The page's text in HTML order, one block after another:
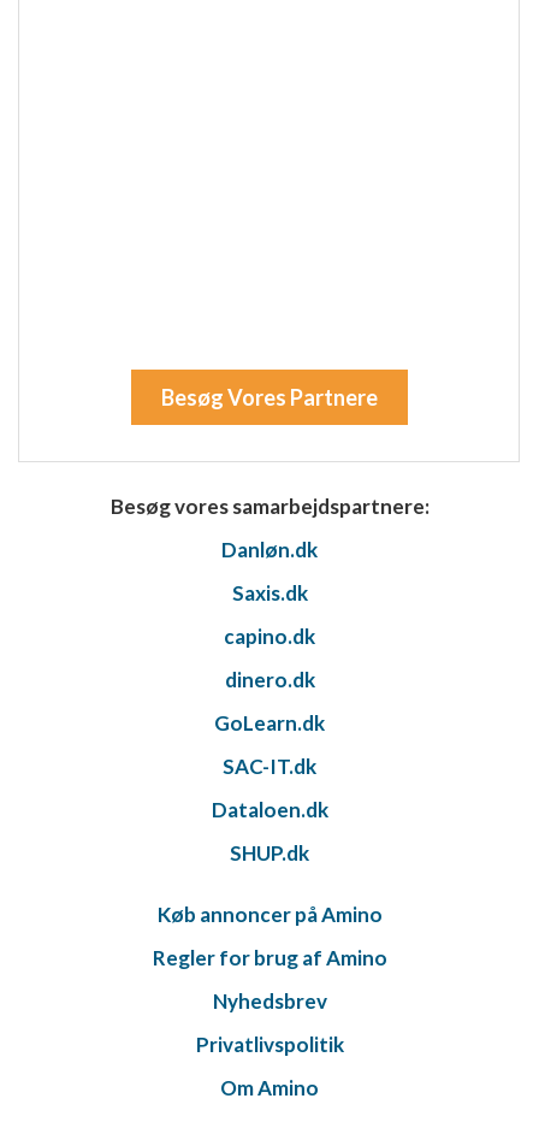
Besøg Vores Partnere
Besøg vores samarbejdspartnere:
Danløn.dk
Saxis.dk
capino.dk
dinero.dk
GoLearn.dk
SAC-IT.dk
Dataloen.dk
SHUP.dk
Køb annoncer på Amino
Regler for brug af Amino
Nyhedsbrev
Privatlivspolitik
Om Amino